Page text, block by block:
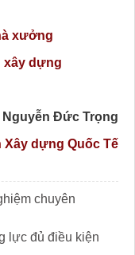
xưởng
xây dựng
Đức Trọng
Xây dựng Quốc Tế
chuyên
lực đủ điều kiện